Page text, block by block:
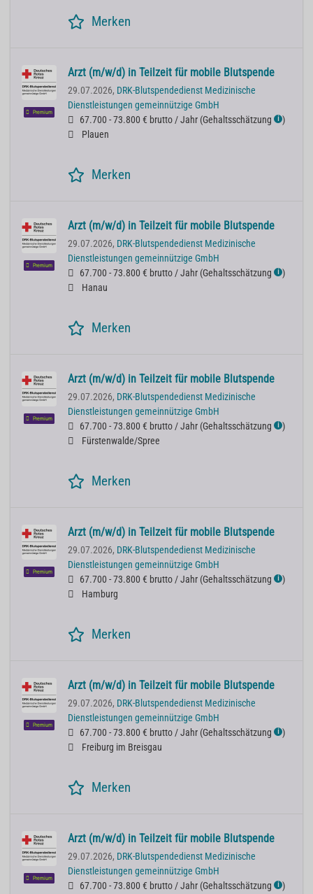
Merken
Premium
Arzt (m/w/d) in Teilzeit für mobile Blutspende
29.07.2026, DRK-Blutspendedienst Medizinische
Dienstleistungen gemeinnützige GmbH
67.700 - 73.800 € brutto / Jahr (Gehaltsschätzung ℹ )
Plauen
Merken
Premium
Arzt (m/w/d) in Teilzeit für mobile Blutspende
29.07.2026, DRK-Blutspendedienst Medizinische
Dienstleistungen gemeinnützige GmbH
67.700 - 73.800 € brutto / Jahr (Gehaltsschätzung ℹ )
Hanau
Merken
Premium
Arzt (m/w/d) in Teilzeit für mobile Blutspende
29.07.2026, DRK-Blutspendedienst Medizinische
Dienstleistungen gemeinnützige GmbH
67.700 - 73.800 € brutto / Jahr (Gehaltsschätzung ℹ )
Fürstenwalde/Spree
Merken
Premium
Arzt (m/w/d) in Teilzeit für mobile Blutspende
29.07.2026, DRK-Blutspendedienst Medizinische
Dienstleistungen gemeinnützige GmbH
67.700 - 73.800 € brutto / Jahr (Gehaltsschätzung ℹ )
Hamburg
Merken
Premium
Arzt (m/w/d) in Teilzeit für mobile Blutspende
29.07.2026, DRK-Blutspendedienst Medizinische
Dienstleistungen gemeinnützige GmbH
67.700 - 73.800 € brutto / Jahr (Gehaltsschätzung ℹ )
Freiburg im Breisgau
Merken
Premium
Arzt (m/w/d) in Teilzeit für mobile Blutspende
29.07.2026, DRK-Blutspendedienst Medizinische
Dienstleistungen gemeinnützige GmbH
67.700 - 73.800 € brutto / Jahr (Gehaltsschätzung ℹ )